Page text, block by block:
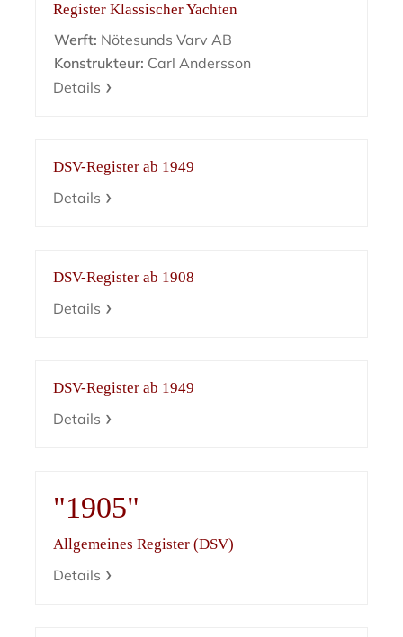
Register Klassischer Yachten
Werft: Nötesunds Varv AB
Konstrukteur: Carl Andersson
Details
DSV-Register ab 1949
Details
DSV-Register ab 1908
Details
DSV-Register ab 1949
Details
"1905"
Allgemeines Register (DSV)
Details